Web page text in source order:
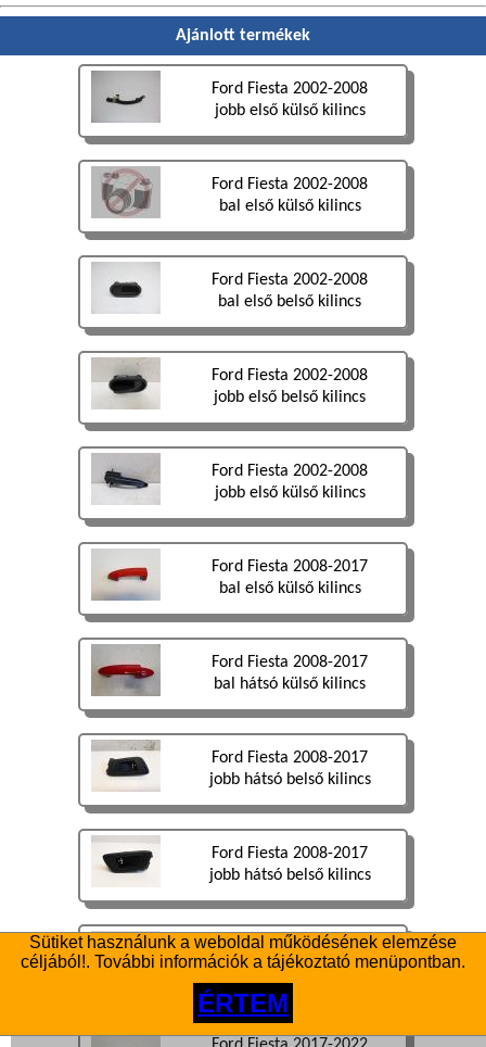
Sütiket használunk a weboldal működésének elemzése
céljából!. További információk a tájékoztató menüpontban.
ÉRTEM
Ajánlott termékek
Ford Fiesta 2002-2008
jobb első külső kilincs
Ford Fiesta 2002-2008
bal első külső kilincs
Ford Fiesta 2002-2008
bal első belső kilincs
Ford Fiesta 2002-2008
jobb első belső kilincs
Ford Fiesta 2002-2008
jobb első külső kilincs
Ford Fiesta 2008-2017
bal első külső kilincs
Ford Fiesta 2008-2017
bal hátsó külső kilincs
Ford Fiesta 2008-2017
jobb hátsó belső kilincs
Ford Fiesta 2008-2017
jobb hátsó belső kilincs
Ford Fiesta 2008-2017
jobb első külső kilincs